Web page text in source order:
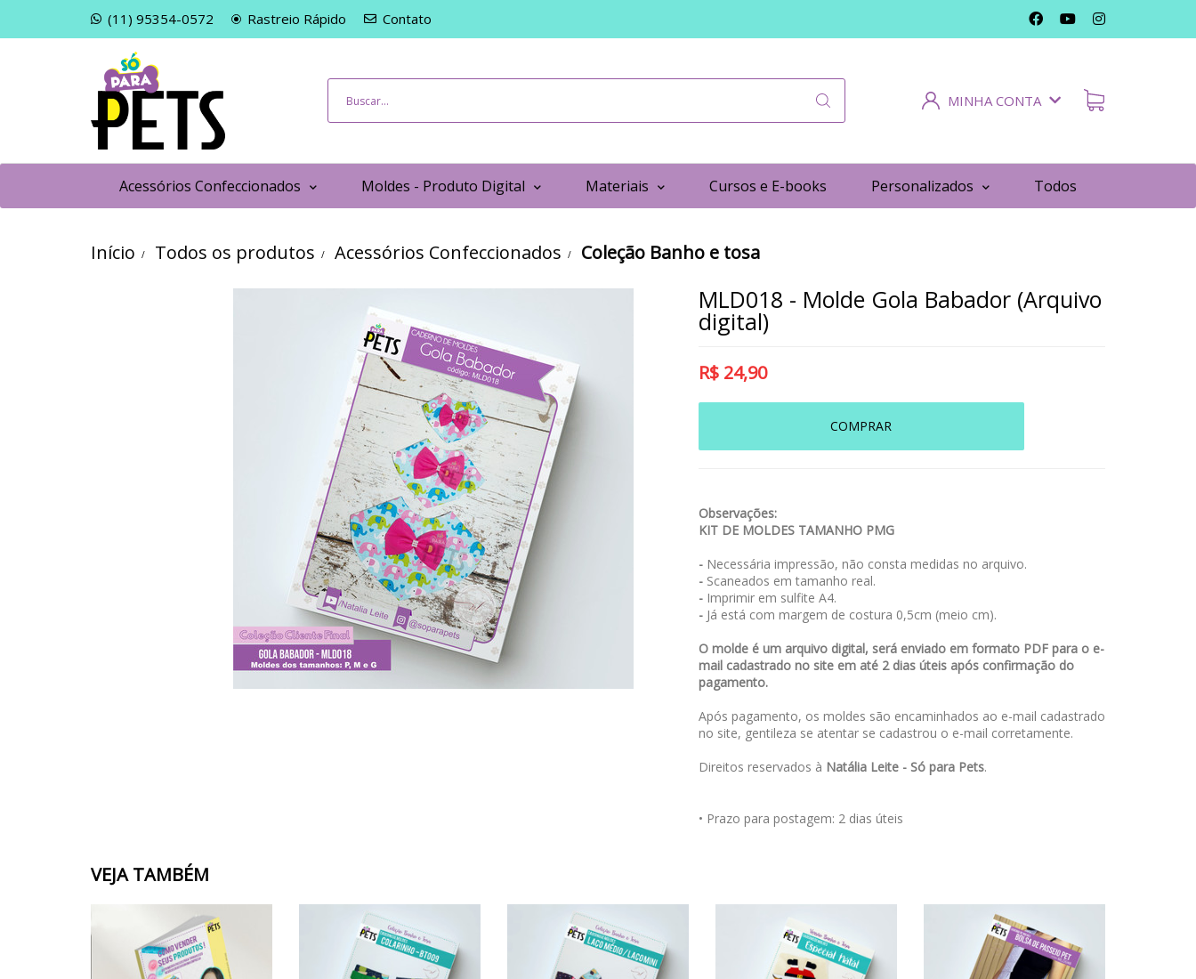
(11) 95354-0572 Rastreio Rápido Contato
MINHA CONTA
Acessórios Confeccionados Moldes - Produto Digital Materiais Cursos e E-books Personalizados Todos
Início Todos os produtos Acessórios Confeccionados Coleção Banho e tosa
MLD018 - Molde Gola Babador (Arquivo
digital)
R$ 24,90
COMPRAR
Observações:
KIT DE MOLDES TAMANHO PMG
-Necessária impressão, não consta medidas no arquivo.
-Scaneados em tamanho real.
- Imprimir em sulfite A4.
- Já está com margem de costura 0,5cm (meio cm).
O molde é um arquivo digital, será enviado em formato PDF para o e-
mail cadastrado no site em até 2 dias úteis após confirmação do
pagamento.
Após pagamento, os moldes são encaminhados ao e-mail cadastrado
no site, gentileza se atentar se cadastrou o e-mail corretamente.
Direitos reservados à Natália Leite - Só para Pets.
• Prazo para postagem: 2 dias úteis
VEJA TAMBÉM